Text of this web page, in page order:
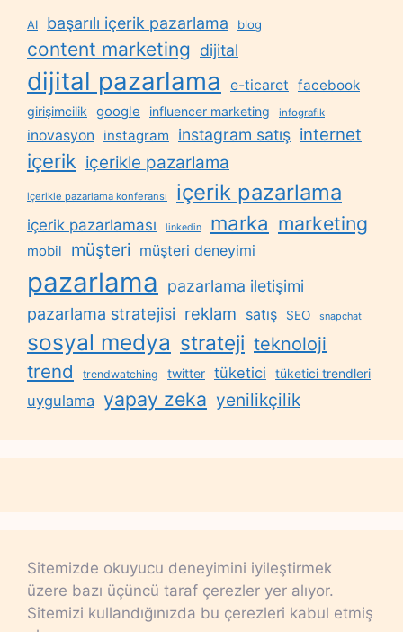
AI başarılı içerik pazarlama blog
content marketing dijital
dijital pazarlama e-ticaret facebook
girişimcilik google influencer marketing infografik
inovasyon instagram instagram satış internet
içerik içerikle pazarlama
içerikle pazarlama konferansı içerik pazarlama
içerik pazarlaması linkedin marka marketing
mobil müşteri müşteri deneyimi
pazarlama
pazarlama iletişimi
pazarlama stratejisi reklam satış SEO snapchat
sosyal medya strateji teknoloji
trend trendwatching twitter tüketici tüketici trendleri
uygulama yapay zeka yenilikçilik
Sitemizde okuyucu deneyimini iyileştirmek
üzere bazı üçüncü taraf çerezler yer alıyor.
Sitemizi kullandığınızda bu çerezleri kabul etmiş